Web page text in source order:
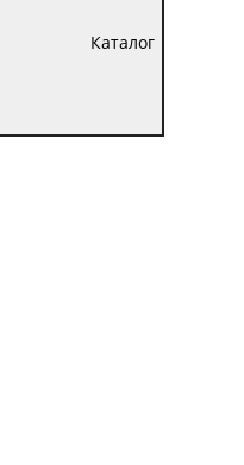
Каталог